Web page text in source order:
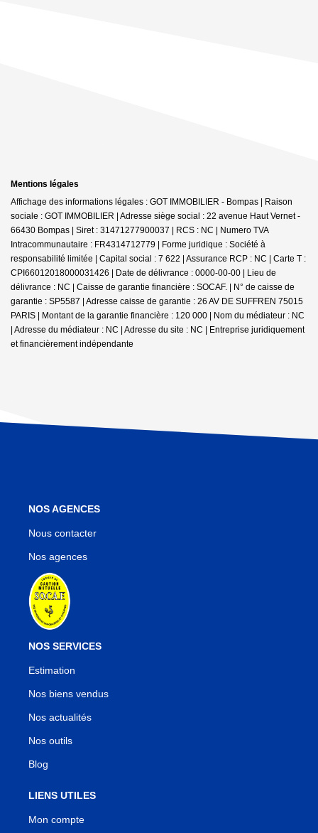
Mentions légales
Affichage des informations légales : GOT IMMOBILIER - Bompas | Raison
sociale : GOT IMMOBILIER | Adresse siège social : 22 avenue Haut Vernet -
66430 Bompas | Siret : 31471277900037 | RCS : NC | Numero TVA
Intracommunautaire : FR4314712779 | Forme juridique : Société à
responsabilité limitée | Capital social : 7 622 | Assurance RCP : NC | Carte T :
CPI66012018000031426 | Date de délivrance : 0000-00-00 | Lieu de
délivrance : NC | Caisse de garantie financière : SOCAF. | N° de caisse de
garantie : SP5587 | Adresse caisse de garantie : 26 AV DE SUFFREN 75015
PARIS | Montant de la garantie financière : 120 000 | Nom du médiateur : NC
| Adresse du médiateur : NC | Adresse du site : NC | Entreprise juridiquement
et financièrement indépendante
NOS AGENCES
Nous contacter
Nos agences
NOS SERVICES
Estimation
Nos biens vendus
Nos actualités
Nos outils
Blog
LIENS UTILES
Mon compte